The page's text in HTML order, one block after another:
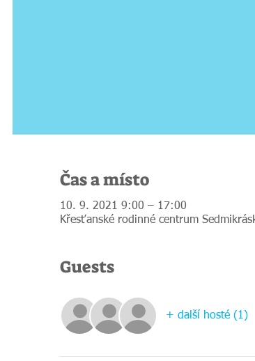
Čas a místo
10. 9. 2021 9:00 – 17:00
Křesťanské rodinné centrum
Guests
+ další hosté (1)